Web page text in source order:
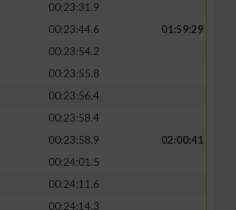
00:23:31.9
00:23:44.6
01:59:29
00:23:54.2
00:23:55.8
00:23:56.4
00:23:58.4
00:23:58.9
02:00:41
00:24:01.5
00:24:11.6
00:24:14.3